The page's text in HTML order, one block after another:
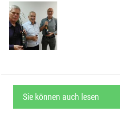
Sie können auch lesen